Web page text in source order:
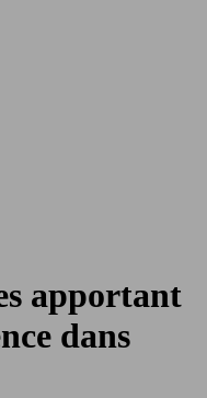
apportant
dans